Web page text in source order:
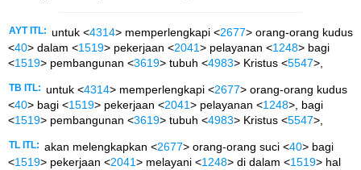
AYT ITL: untuk <4314> memperlengkapi <2677> orang-orang kudus
<40> dalam <1519> pekerjaan <2041> pelayanan <1248> bagi
<1519> pembangunan <3619> tubuh <4983> Kristus <5547>,
TB ITL: untuk <4314> memperlengkapi <2677> orang-orang kudus
<40> bagi <1519> pekerjaan <2041> pelayanan <1248>, bagi
<1519> pembangunan <3619> tubuh <4983> Kristus <5547>,
TL ITL: akan melengkapkan <2677> orang-orang suci <40> bagi
<1519> pekerjaan <2041> melayani <1248> di dalam <1519> hal